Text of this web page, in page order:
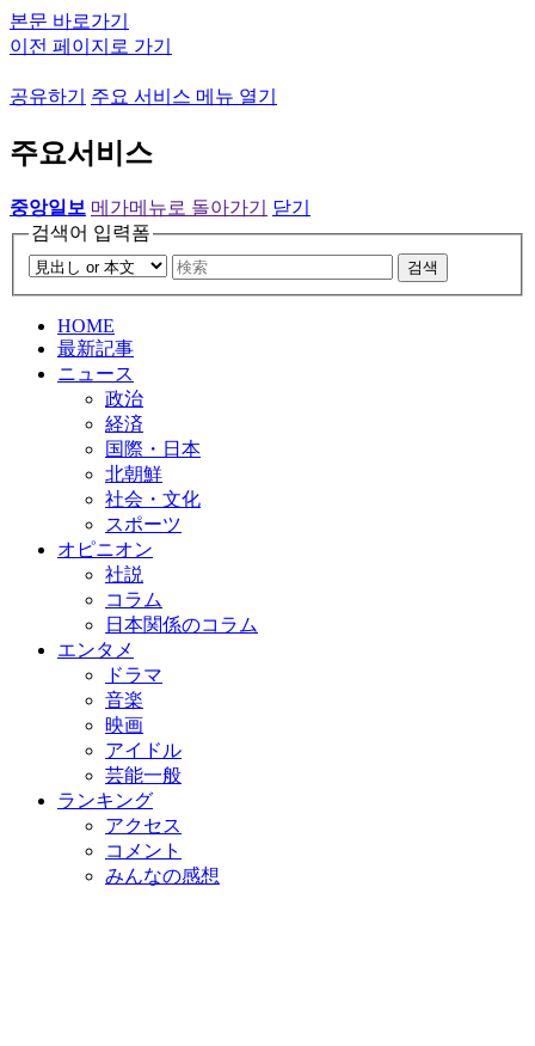
본문 바로가기
이전 페이지로 가기
공유하기 주요 서비스 메뉴 열기
주요서비스
중앙일보 메가메뉴로 돌아가기
닫기
검색어 입력폼
검색
HOME
最新記事
ニュース
政治
経済
国際・日本
北朝鮮
社会・文化
スポーツ
オピニオン
社説
コラム
日本関係のコラム
エンタメ
ドラマ
音楽
映画
アイドル
芸能一般
ランキング
アクセス
コメント
みんなの感想